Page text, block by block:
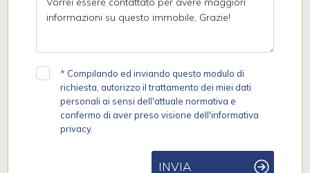
* Compilando ed inviando questo modulo di
richiesta, autorizzo il trattamento dei miei dati
personali ai sensi dell'attuale normativa e
confermo di aver preso visione dell'informativa
privacy.
INVIA